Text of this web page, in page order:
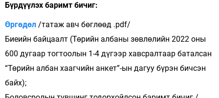
Бүрдүүлэх баримт бичиг:
Өргөдөл /татаж авч бөглөөд .pdf/
Биеийн байцаалт (Төрийн албаны зөвлөлийн 2022 оны
600 дугаар тогтоолын 1-4 дүгээр хавсралтаар баталсан
“Төрийн албан хаагчийн анкет”-ын дагуу бүрэн бичсэн
байх);